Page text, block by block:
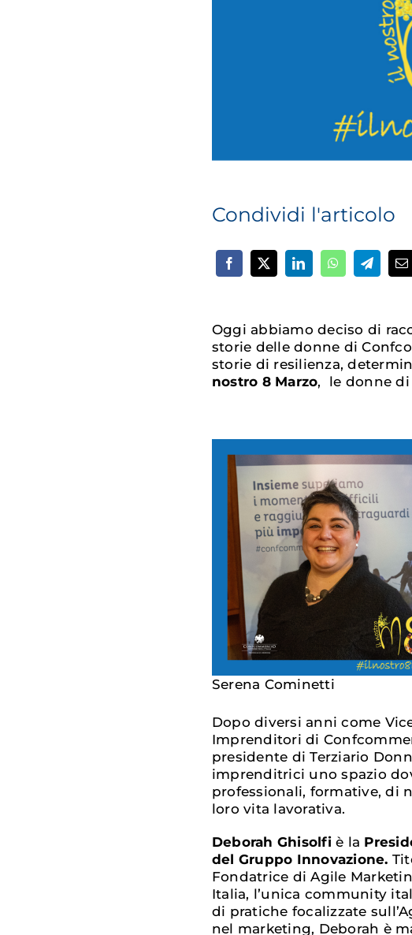
Condividi l'articolo
Oggi abbiamo deciso di
storie delle donne di
storie di resilienza,
nostro 8 Marzo, le donne di
Serena Cominetti
Dopo diversi anni come
Imprenditori di
presidente di Terziario
imprenditrici uno spazio
professionali, formative, di
loro vita lavorativa.
Deborah Ghisolfiè la
del Gruppo Innovazione.
Fondatrice di Agile
Italia, l’unica community
di pratiche focalizzate
nel marketing, Deborah è